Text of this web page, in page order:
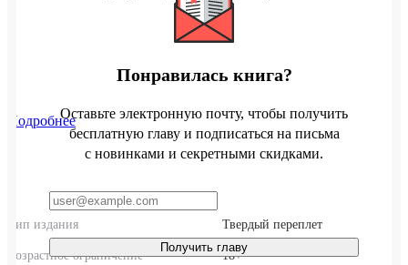
Подробнее
Тип издания Твердый переплет
Возрастное ограничение 18+
Понравилась книга?
Оставьте электронную почту, чтобы получить
бесплатную главу и подписаться на письма
с новинками и секретными скидками.
Получить главу